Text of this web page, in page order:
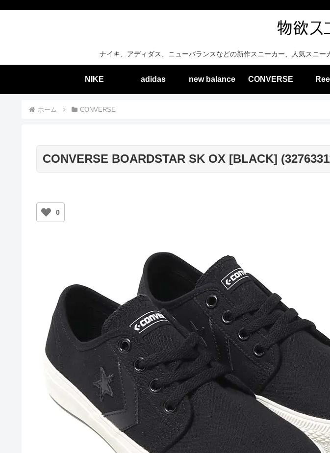
ナイキ、アディダス、ニューバランスなどの新作スニーカー、人気スニ
NIKE adidas new balance CONVERSE
ホーム CONVERSE
CONVERSE BOARDSTAR SK OX [BLACK]
0